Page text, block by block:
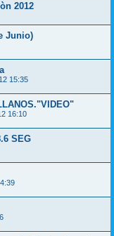
2012
Junio)
15:35
16:10
SEG